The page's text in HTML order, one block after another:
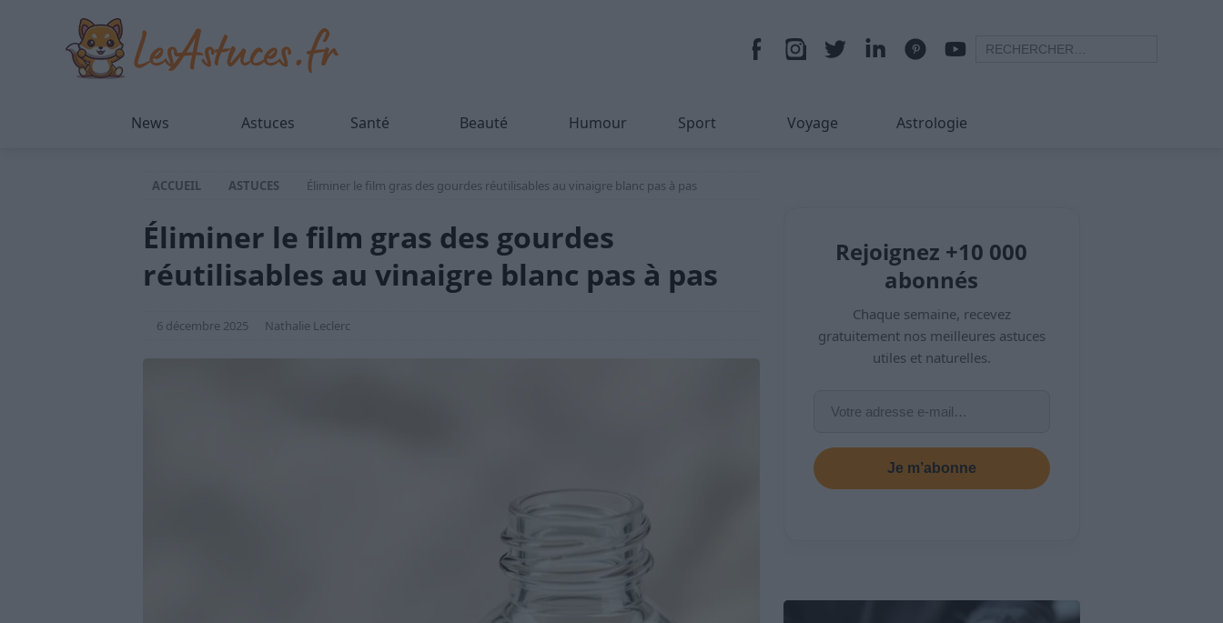
News Astuces Santé Beauté Humour Sport Voyage Astrologie
ACCUEIL ASTUCES Éliminer le film gras des gourdes réutilisables au vinaigre blanc pas à pas
Éliminer le film gras des gourdes
réutilisables au vinaigre blanc pas à pas
6 décembre 2025 Nathalie Leclerc
Rejoignez +10 000
abonnés
Chaque semaine, recevez
gratuitement nos meilleures astuces
utiles et naturelles.
Je m’abonne